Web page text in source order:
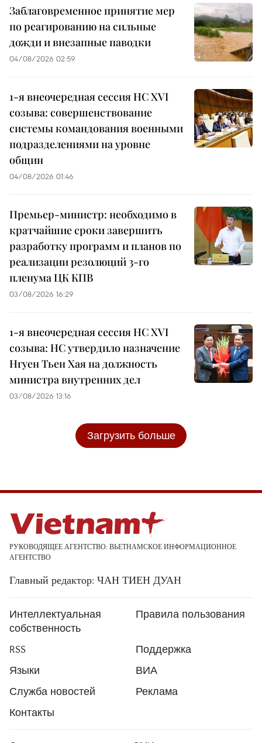
Заблаговременное принятие мер
по реагированию на сильные
дожди и внезапные паводки
04/08/2026 02:59
1-я внеочередная сессия НС XVI
созыва: совершенствование
системы командования военными
подразделениями на уровне
общин
04/08/2026 01:46
Премьер-министр: необходимо в
кратчайшие сроки завершить
разработку программ и планов по
реализации резолюций 3-го
пленума ЦК КПВ
03/08/2026 16:29
1-я внеочередная сессия НС XVI
созыва: НС утвердило назначение
Нгуен Тьен Хая на должность
министра внутренних дел
03/08/2026 13:16
Загрузить больше
РУКОВОДЯЩЕЕ АГЕНТСТВО: ВЬЕТНАМСКОЕ ИНФОРМАЦИОННОЕ
АГЕНТСТВО
Главный редактор: ЧАН ТИЕН ДУАН
Интеллектуальная
собственность
Правила пользования
RSS
Поддержка
Языки
ВИА
Служба новостей
Реклама
Контакты